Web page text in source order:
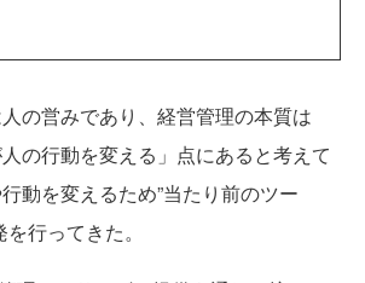
の営みであり、経営管理の本質は
人の行動を変える」点にあると考えて
動を変えるため”当たり前のツー
行ってきた。